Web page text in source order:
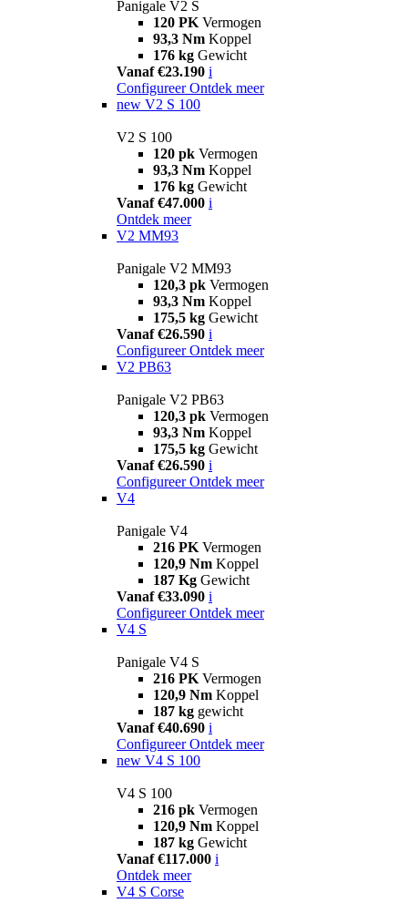
Panigale V2 S
120 PK Vermogen
93,3 Nm Koppel
176 kg Gewicht
Vanaf €23.190 i
Configureer Ontdek meer
new V2 S 100
V2 S 100
120 pk Vermogen
93,3 Nm Koppel
176 kg Gewicht
Vanaf €47.000 i
Ontdek meer
V2 MM93
Panigale V2 MM93
120,3 pk Vermogen
93,3 Nm Koppel
175,5 kg Gewicht
Vanaf €26.590 i
Configureer Ontdek meer
V2 PB63
Panigale V2 PB63
120,3 pk Vermogen
93,3 Nm Koppel
175,5 kg Gewicht
Vanaf €26.590 i
Configureer Ontdek meer
V4
Panigale V4
216 PK Vermogen
120,9 Nm Koppel
187 Kg Gewicht
Vanaf €33.090 i
Configureer Ontdek meer
V4 S
Panigale V4 S
216 PK Vermogen
120,9 Nm Koppel
187 kg gewicht
Vanaf €40.690 i
Configureer Ontdek meer
new V4 S 100
V4 S 100
216 pk Vermogen
120,9 Nm Koppel
187 kg Gewicht
Vanaf €117.000 i
Ontdek meer
V4 S Corse